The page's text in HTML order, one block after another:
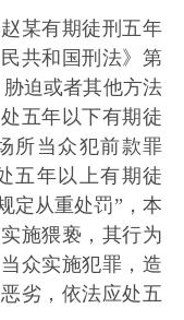
某有期徒刑五年
共和国刑法》第
迫或者其他方法
五年以下有期徒
所当众犯前款罪
五年以上有期徒
定从重处罚”，本
施猥亵，其行为
众实施犯罪，造
劣，依法应处五